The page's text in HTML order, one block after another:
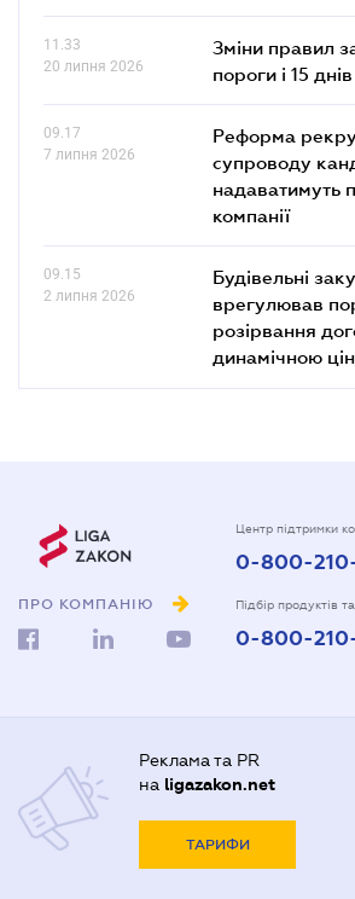
11.33
20 липня 2026
Зміни правил
пороги і 15
09.17
7 липня 2026
Реформа
супроводу
надаватимуть
компанії
09.15
2 липня 2026
Будівельні
врегулював
розірвання
динамічною
ПРО КОМПАНІЮ
Центр підтримки
0-800-
Підбір продуктів
0-800-
Реклама та PR
на ligazakon.net
ТАРИФИ